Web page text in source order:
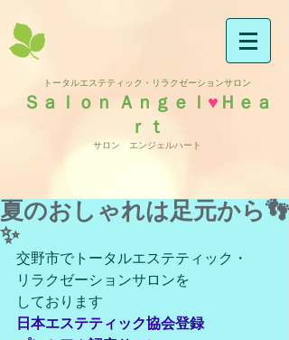
トータルエステティック・リラクゼーションサロン
Ｓａｌｏｎ Ａｎｇｅｌ ♥ Ｈｅａ
ｒｔ
サロン エンジェルハート
夏のおしゃれは足元から👣
✨
交野市でトータルエステティック・
リラクゼーションサロンを
しております
日本エステティック協会登録